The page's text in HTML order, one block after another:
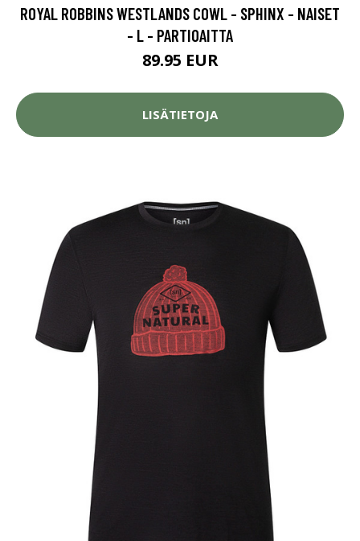
ROYAL ROBBINS WESTLANDS COWL - SPHINX - NAISET
- L - PARTIOAITTA
89.95 EUR
LISÄTIETOJA